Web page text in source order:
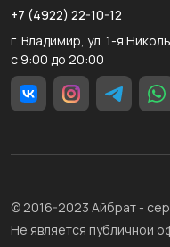
+7 (4922) 22-10-12
г. Владимир, ул. 1-я
с 9:00 до 20:00
© 2016-2023 Айбрат -
Не является публичной